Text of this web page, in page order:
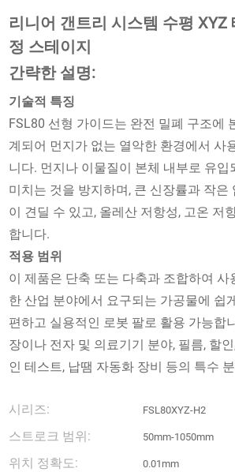
리니어 갠트리 시스템 수평 XYZ
정 스테이지
간략한 설명:
기술적 특징
FSL80 선형 가이드는 완전 밀폐 구조에
계되어 먼지가 없는 열악한 환경에서 사
니다. 먼지나 이물질이 본체 내부로 유입
미치는 것을 방지하며, 큰 신장률과 작은
이 견딜 수 있고, 올레산 저항성, 고온 저
합니다.
적용 범위
이 제품은 단축 또는 다축과 조합하여 사
한 산업 분야에서 요구되는 가공물에 쉽
편하고 실용적인 로봇 팔로 활용 가능합
장이나 전자 및 의료기기 분야, 필름, 할
인 테스트, 납땜 자동화 장비 등의 특수
시리즈: FSL80XYZ-H2
스트로크 범위: 50mm-1050mm
위치 정확도: 0.01mm